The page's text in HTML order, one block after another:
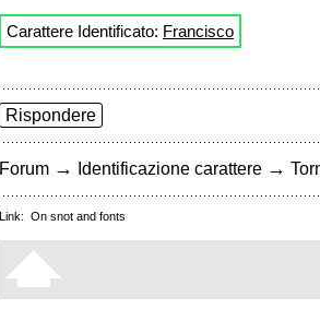
Carattere Identificato: Francisco
Rispondere
Forum → Identificazione carattere →
Link: On snot and fonts